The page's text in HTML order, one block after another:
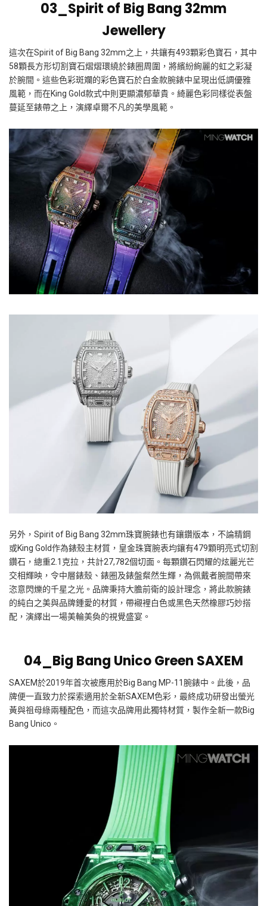
03_Spirit of Big Bang 32mm
Jewellery
這次在Spirit of Big Bang 32mm之上，共鑲有493顆彩色寶石，其中
58顆長方形切割寶石熠熠環繞於錶圈周圍，將繽紛絢麗的虹之彩凝
於腕間。這些色彩斑斕的彩色寶石於白金款腕錶中呈現出低調優雅
風範，而在King Gold款式中則更顯濃郁華貴。綺麗色彩同樣從表盤
蔓延至錶帶之上，演繹卓爾不凡的美學風範。
另外， Spirit of Big Bang 32mm珠寶腕錶也有鑲鑽版本，不論精鋼
或King Gold作為錶殼主材質，皇金珠寶腕表均鑲有479顆明亮式切割
鑽石，總重2.1 克拉，共計27,782個切面。每顆鑽石閃耀的炫麗光芒
交相輝映，令中層錶殼、錶圈及錶盤粲然生輝，為佩戴者腕間帶來
恣意閃爍的千星之光。品牌秉持大膽前衛的設計理念，將此款腕錶
的純白之美與品牌鍾愛的材質，帶襯裡白色或黑色天然橡膠巧妙搭
配，演繹出一場美輪美奐的視覺盛宴。
04_Big Bang UnicoGreen SAXEM
SAXEM於2019年首次被應用於Big Bang MP-11腕錶中。此後，品
牌便一直致力於探索適用於全新SAXEM色彩，最終成功研發出螢光
黃與祖母綠兩種配色，而這次品牌用此獨特材質，製作全新一款Big
Bang Unico 。